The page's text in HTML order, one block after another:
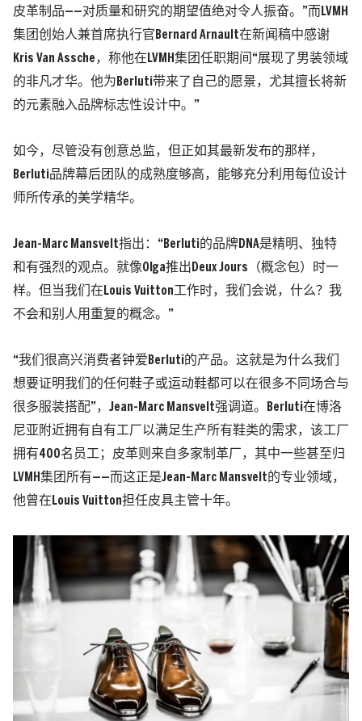
皮革制品——对质量和研究的期望值绝对令人振奋。”而LVMH
集团创始人兼首席执行官Bernard Arnault在新闻稿中感谢
Kris Van Assche，称他在LVMH集团任职期间“展现了男装领域
的非凡才华。他为Berluti带来了自己的愿景，尤其擅长将新
的元素融入品牌标志性设计中。”
如今，尽管没有创意总监，但正如其最新发布的那样，
Berluti品牌幕后团队的成熟度够高，能够充分利用每位设计
师所传承的美学精华。
Jean-Marc Mansvelt指出：“Berluti的品牌DNA是精明、独特
和有强烈的观点。就像Olga推出Deux Jours（概念包）时一
样。但当我们在Louis Vuitton工作时，我们会说，什么？我
不会和别人用重复的概念。”
“我们很高兴消费者钟爱Berluti的产品。这就是为什么我们
想要证明我们的任何鞋子或运动鞋都可以在很多不同场合与
很多服装搭配”，Jean-Marc Mansvelt强调道。Berluti在博洛
尼亚附近拥有自有工厂以满足生产所有鞋类的需求，该工厂
拥有400名员工；皮革则来自多家制革厂，其中一些甚至归
LVMH集团所有——而这正是Jean-Marc Mansvelt的专业领域，
他曾在Louis Vuitton担任皮具主管十年。